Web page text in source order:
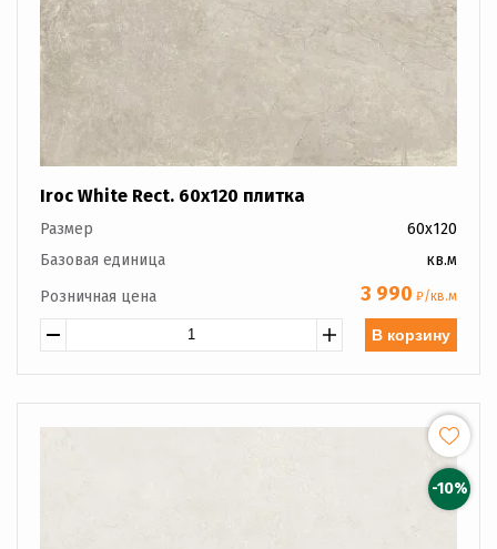
Iroc White Rect. 60x120 плитка
Размер
60x120
Базовая единица
кв.м
Розничная цена
3 990 ₽/кв.м
В корзину
-10%